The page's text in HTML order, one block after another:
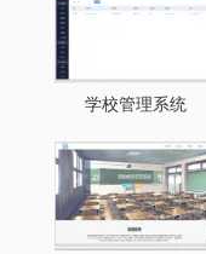
学校管理系统